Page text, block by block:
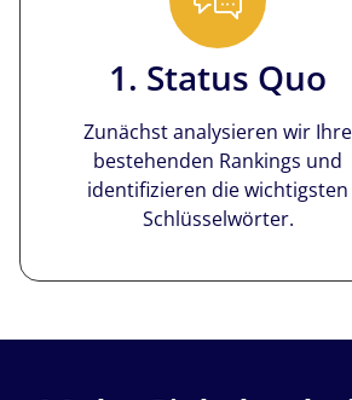
1. Status Quo
Zunächst analysieren wir Ihre
bestehenden Rankings und
identifizieren die wichtigsten
Schlüsselwörter.